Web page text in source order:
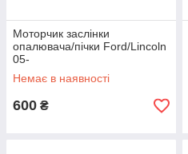
Моторчик заслінки
опалювача/пічки Ford/Lincoln
05-
Немає в наявності
600 ₴